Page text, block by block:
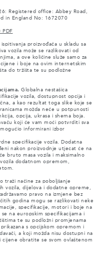
Registered office: Abbey Road,
in England No: 1672070
PDF
proizvođača u skladu sa
vozila može se razlikovati od
a ove količine služe samo za
i boje na ovim internetskim
do tržišta te su podložne
Globalna nestašica
vozila, dostupnost opcija i
a kao rezultat toga slike koje se
možda neće u potpunosti
opcija, ukrasa i shema boja.
koji će vam moći potvrditi sva
informirani izbor
specifikacije vozila. Dodatna
nakon proizvodnje utjecat će na
bruto masa vozila i maksimalno
dodatnom opremom,
traži načine za poboljšanje
vozila, dijelova i dodatne opreme,
pravo na izmjene bez
godina mogu se razlikovati neke
specifikacije, motori i boje na
na europskim specifikacijama i
te su podložni promjenama
s opcijskom opremom i
a koji možda nisu dostupni na
obratite se svom ovlaštenom